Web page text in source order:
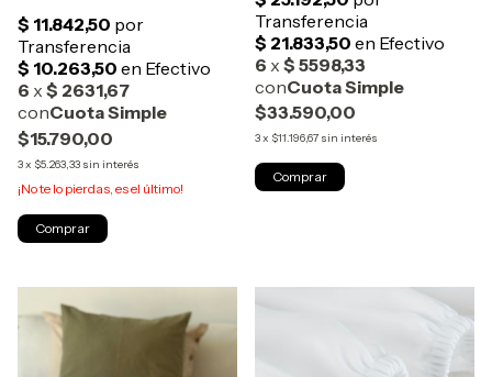
$15.790,00
3x $5.263,33 sin interés
¡No te lo pierdas, es el último!
$33.590,00
3x $11.196,67 sin interés
Comprar